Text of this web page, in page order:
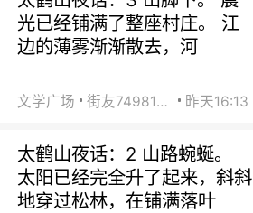
光已经铺满了整座村庄。 江
边的薄雾渐渐散去，河
文学广场 街友74981146 昨天16:13
太鹤山夜话：2 山路蜿蜒。
太阳已经完全升了起来，斜斜
地穿过松林，在铺满落叶